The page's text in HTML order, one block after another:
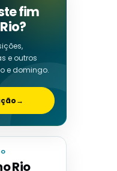
fim
e outros
e domingo.
→
Rio